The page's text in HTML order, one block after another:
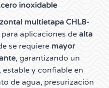
inoxidable
multietapa CHL8-
aplicaciones dealta
se requiere mayor
, garantizando un
y confiable en
de agua, presurización